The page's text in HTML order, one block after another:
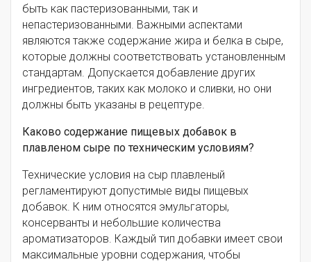
быть как пастеризованными, так и
непастеризованными. Важными аспектами
являются также содержание жира и белка в сыре,
которые должны соответствовать установленным
стандартам. Допускается добавление других
ингредиентов, таких как молоко и сливки, но они
должны быть указаны в рецептуре.
Каково содержание пищевых добавок в
плавленом сыре по техническим условиям?
Технические условия на сыр плавленый
регламентируют допустимые виды пищевых
добавок. К ним относятся эмульгаторы,
консерванты и небольшие количества
ароматизаторов. Каждый тип добавки имеет свои
максимальные уровни содержания, чтобы